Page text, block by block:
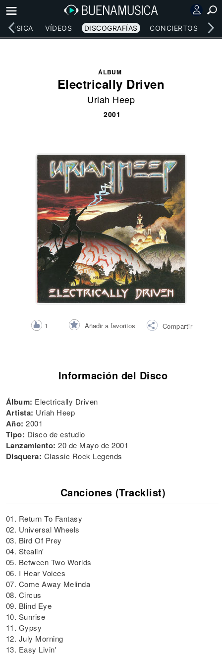
MÚSICA VÍDEOS DISCOGRAFÍAS CONCIERTOS
ÁLBUM
Electrically Driven
Uriah Heep
2001
1 Añadir a favoritos Compartir
Información del Disco
Álbum: Electrically Driven
Artista: Uriah Heep
Año: 2001
Tipo: Disco de estudio
Lanzamiento: 20 de Mayo de 2001
Disquera: Classic Rock Legends ‎
Canciones (Tracklist)
01. Return To Fantasy
02. Universal Wheels
03. Bird Of Prey
04. Stealin'
05. Between Two Worlds
06. I Hear Voices
07. Come Away Melinda
08. Circus
09. Blind Eye
10. Sunrise
11. Gypsy
12. July Morning
13. Easy Livin'